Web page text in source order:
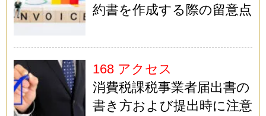
約書を作成する際の留意点
168 アクセス
消費税課税事業者届出書の
書き方および提出時に注意